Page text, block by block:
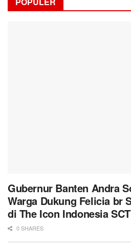
Gubernur Banten Andra
Warga Dukung Felicia br
di The Icon Indonesia
0 SHARES